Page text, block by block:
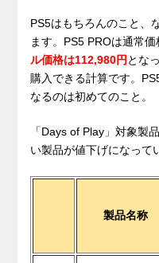
PS5はもちろんのこと、
ます。PS5 PROは通常
ル価格は112,980円 とな
購入できる計算です。
なるのは初めてのこと。
「Days of Play」対象製
い製品が値下げになって
製品名称